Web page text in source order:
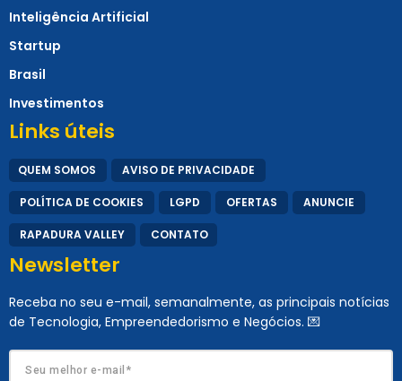
Inteligência Artificial
Startup
Brasil
Investimentos
Links úteis
QUEM SOMOS AVISO DE PRIVACIDADE
POLÍTICA DE COOKIES LGPD OFERTAS ANUNCIE
RAPADURA VALLEY CONTATO
Newsletter
Receba no seu e-mail, semanalmente, as principais notícias
de Tecnologia, Empreendedorismo e Negócios. 💌